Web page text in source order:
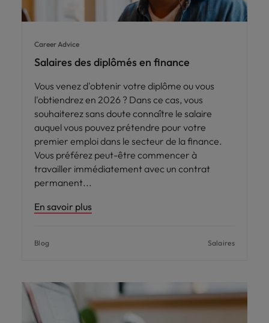
Career Advice
Salaires des diplômés en finance
Vous venez d'obtenir votre diplôme ou vous
l'obtiendrez en 2026 ? Dans ce cas, vous
souhaiterez sans doute connaître le salaire
auquel vous pouvez prétendre pour votre
premier emploi dans le secteur de la finance.
Vous préférez peut-être commencer à
travailler immédiatement avec un contrat
permanent
En savoir plus
Blog Salaires